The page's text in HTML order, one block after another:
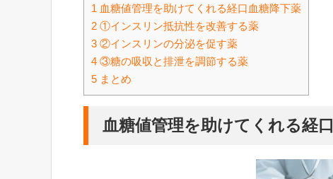
1 血糖値管理を助けてくれる経口血糖降下薬
2 ①インスリン抵抗性を改善する薬
3 ②インスリンの分泌を促す薬
4 ③糖の吸収と排泄を調節する薬
5 まとめ
血糖値管理を助けてくれる経